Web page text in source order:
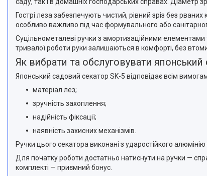
Гострі леза забезпечують чистий, рівний зріз без
особливо важливо під час формувального або
Суцільнометалеві ручки з амортизаційними
тривалої роботи руки залишаються в комфорті, без втоми
Як вибрати та обслуговувати японський
Японський садовий секатор SK-5 відповідає всім
матеріал лез;
зручність захоплення;
надійність фіксації;
наявність захисних механізмів.
Ручки цього секатора виконані з ударостійкого
Для початку роботи достатньо натиснути на ручки —
комплекті — приємний бонус.